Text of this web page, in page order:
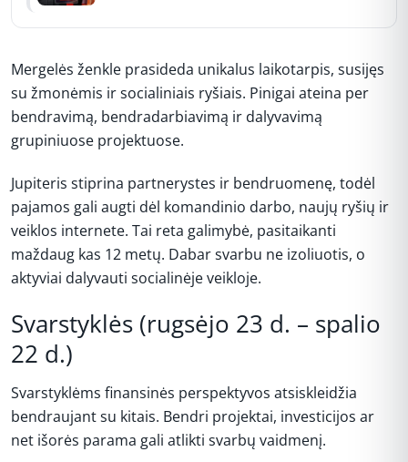
Mergelės ženkle prasideda unikalus laikotarpis, susijęs
su žmonėmis ir socialiniais ryšiais. Pinigai ateina per
bendravimą, bendradarbiavimą ir dalyvavimą
grupiniuose projektuose.
Jupiteris stiprina partnerystes ir bendruomenę, todėl
pajamos gali augti dėl komandinio darbo, naujų ryšių ir
veiklos internete. Tai reta galimybė, pasitaikanti
maždaug kas 12 metų. Dabar svarbu ne izoliuotis, o
aktyviai dalyvauti socialinėje veikloje.
Svarstyklės (rugsėjo 23 d. – spalio
22 d.)
Svarstyklėms finansinės perspektyvos atsiskleidžia
bendraujant su kitais. Bendri projektai, investicijos ar
net išorės parama gali atlikti svarbų vaidmenį.